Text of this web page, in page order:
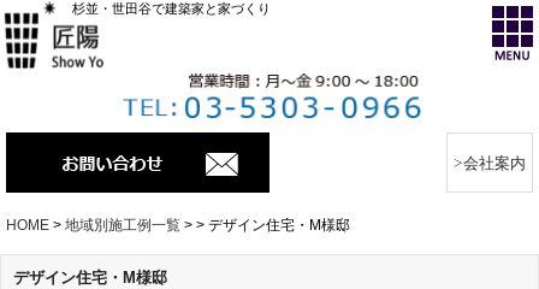
杉並・世田谷で建築家と家づくり
会社案内
HOME > 地域別施工例一覧 > > デザイン住宅・M様邸
デザイン住宅・M様邸